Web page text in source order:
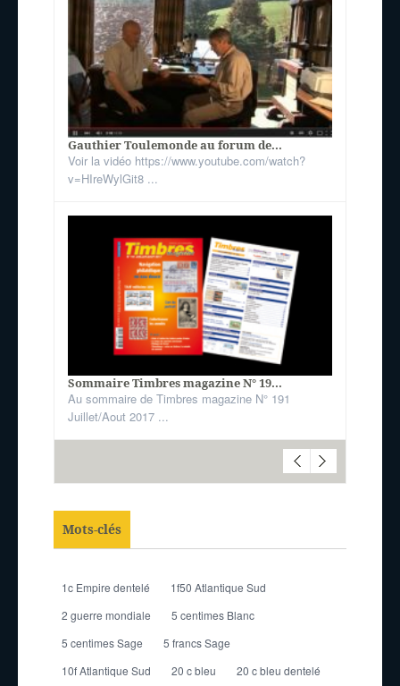
Gauthier Toulemonde au forum de...
Voir la vidéo https://www.youtube.com/watch?
v=HIreWylGit8 ...
Sommaire Timbres magazine N° 19...
Au sommaire de Timbres magazine N° 191
Juillet/Aout 2017 ...
Mots-clés
1c Empire dentelé
1f50 Atlantique Sud
2 guerre mondiale
5 centimes Blanc
5 centimes Sage
5 francs Sage
10f Atlantique Sud
20 c bleu 20 c bleu dentelé